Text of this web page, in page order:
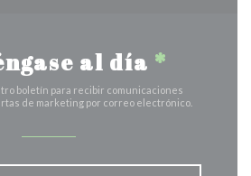
al día *
boletín para recibir comunicaciones
de marketing por correo electrónico.